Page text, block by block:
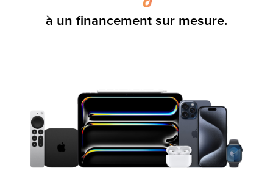
à un financement sur mesure.